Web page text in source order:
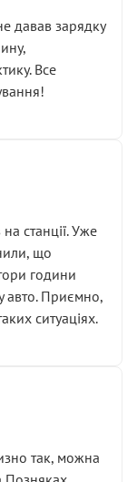
реальної
що
у гальмах
оплачена
без
потрібно
у
на техніці,
як максимум —
елементарних
міняв у
давав зарядку
Все
станції. Уже
що
години
авто. Приємно,
ситуаціях.
так, можна